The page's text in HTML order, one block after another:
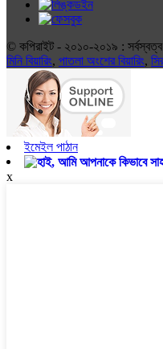
© কপিরাইট - ২০১০-২০১৯ : সর্বস্বত্ব
মিনি বিয়ারিং, পাতলা অংশের বিয়ারিং,
ইমেইল পাঠান
x